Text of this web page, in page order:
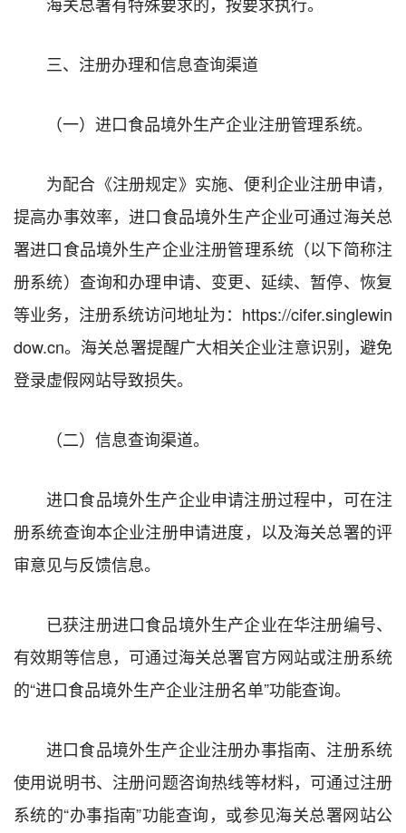
三、注册办理和信息查询渠道
（一）进口食品境外生产企业注册管理系统。
为配合《注册规定》实施、便利企业注册申请，
提高办事效率，进口食品境外生产企业可通过海关总
署进口食品境外生产企业注册管理系统（以下简称注
册系统）查询和办理申请、变更、延续、暂停、恢复
等业务，注册系统访问地址为：https://cifer.singlewin
dow.cn。海关总署提醒广大相关企业注意识别，避免
登录虚假网站导致损失。
（二）信息查询渠道。
进口食品境外生产企业申请注册过程中，可在注
册系统查询本企业注册申请进度，以及海关总署的评
审意见与反馈信息。
已获注册进口食品境外生产企业在华注册编号、
有效期等信息，可通过海关总署官方网站或注册系统
的“进口食品境外生产企业注册名单”功能查询。
进口食品境外生产企业注册办事指南、注册系统
使用说明书、注册问题咨询热线等材料，可通过注册
系统的“办事指南”功能查询，或参见海关总署网站公